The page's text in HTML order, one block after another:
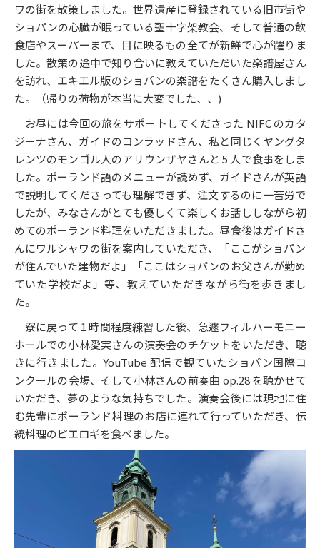
ワの街を散策しました。世界遺産に登録されている旧市街や
ショパンの心臓が眠っている聖十字架教会、そして普通の飲
食店やスーパーまで、目に映るもの全てが新鮮で心が躍りま
した。散策の途中で知り合いに教えていただいた楽譜屋さん
を訪れ、エキエル版のショパンの楽譜をたくさん購入しまし
た。（帰りの荷物が本当に大変でした、、)
お昼には今回の旅をサポートしてくださった NIFC のカタ
ジーナさん、ガイドのコンラッドさん、私と同じくヤングタ
レンツのモンゴル人のアリウンザヤさんと 5 人で食事をしま
した。ポーランド語のメニューが読めず、ガイドさんが英語
で説明してくださっても理解できず、注文するのに一苦労で
したが、みなさんがとても優しくて楽しくお話ししながら初
めてのポーランド料理をいただきました。昼食後はガイドさ
んにワルシャワの街を案内していただき、「ここがショパン
が住んでいた建物だよ」「ここはショパンのお父さんが勤め
ていた学校だよ」等、教えていただきながら街を歩きまし
た。
寮に戻って 1 時間程度練習した後、急遽フィルハーモニー
ホールでの小林愛実さんの演奏会のチケットをいただき、聴
きに行きました。YouTube 配信で観ていたショパン国際コ
ンクールの会場、そして小林さんの前奏曲 op.28 を聴かせて
いただき、夢のような気持ちでした。演奏会後には現地に住
む先輩にポーランド料理のお店に連れて行っていただき、伝
統料理のピエロギを食べました。